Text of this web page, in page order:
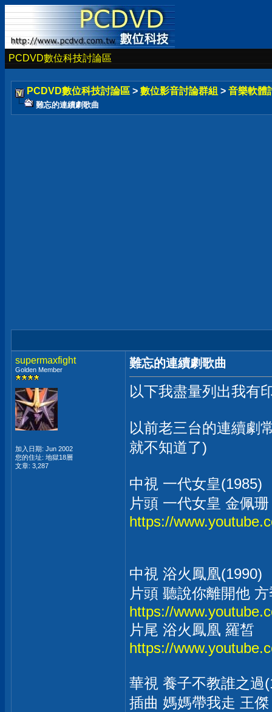
PCDVD數位科技討論區
PCDVD數位科技討論區 > 數位影音討論群組 > 音樂軟體
難忘的連續劇歌曲
supermaxfight
Golden Member
加入日期: Jun 2002
您的住址: 地獄18層
文章: 3,287
難忘的連續劇歌曲
以下我盡量列出我有
以前老三台的連續劇
就不知道了)
中視 一代女皇(1985)
片頭 一代女皇 金佩珊
https://
中視 浴火鳳凰(1990)
片頭 聽說你離開他
https://
片尾 浴火鳳凰 羅皙
https://
華視 養子不教誰之過
插曲 媽媽帶我走 王傑